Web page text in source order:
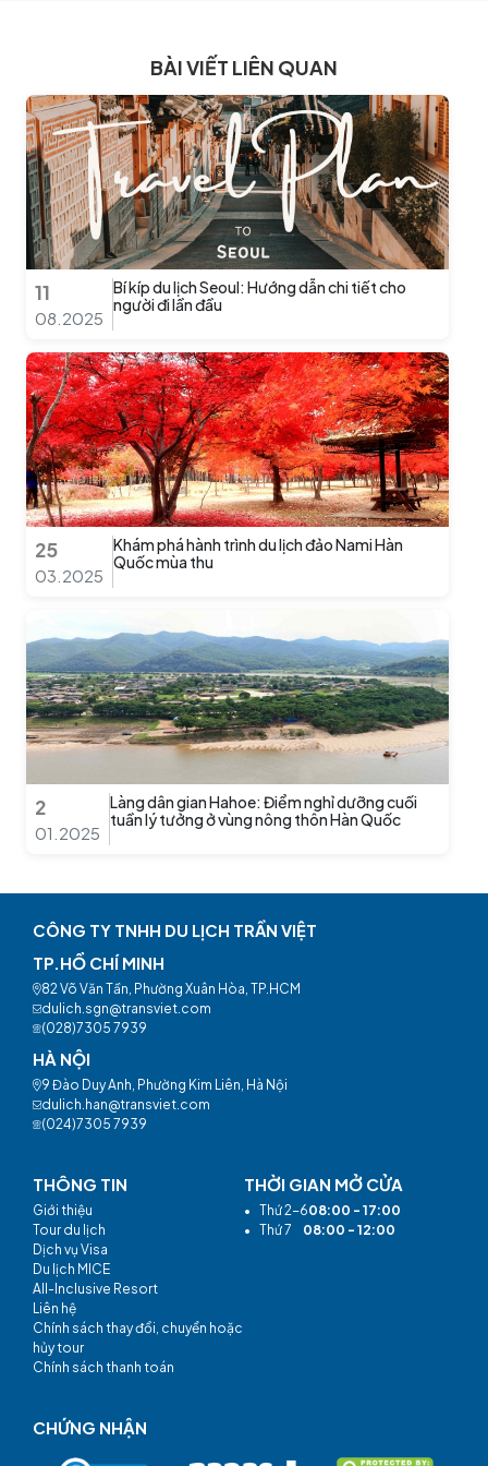
BÀI VIẾT LIÊN QUAN
11
08.2025
Bí kíp du lịch Seoul: Hướng dẫn chi tiết cho
người đi lần đầu
25
03.2025
Khám phá hành trình du lịch đảo Nami Hàn
Quốc mùa thu
2
01.2025
Làng dân gian Hahoe: Điểm nghỉ dưỡng cuối
tuần lý tưởng ở vùng nông thôn Hàn Quốc
CÔNG TY TNHH DU LỊCH TRẦN VIỆT
TP.HỒ CHÍ MINH
82 Võ Văn Tần, Phường Xuân Hòa, TP.HCM
dulich.sgn@transviet.com
(028)7305 7939
HÀ NỘI
9 Đào Duy Anh, Phường Kim Liên, Hà Nội
dulich.han@transviet.com
(024)7305 7939
THÔNG TIN
Giới thiệu
Tour du lịch
Dịch vụ Visa
Du lịch MICE
All-Inclusive Resort
Liên hệ
Chính sách thay đổi, chuyển hoặc
hủy tour
Chính sách thanh toán
THỜI GIAN MỞ CỬA
• Thứ 2-608:00 - 17:00
• Thứ 7 08:00 - 12:00
CHỨNG NHẬN